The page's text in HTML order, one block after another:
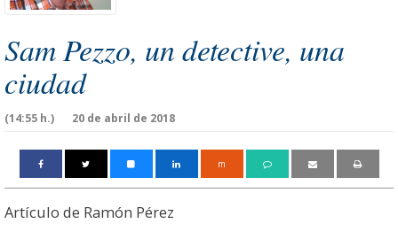
Sam Pezzo, un detective, una
ciudad
20 de abril de 2018
(14:55 h.)
m
Artículo de Ramón Pérez